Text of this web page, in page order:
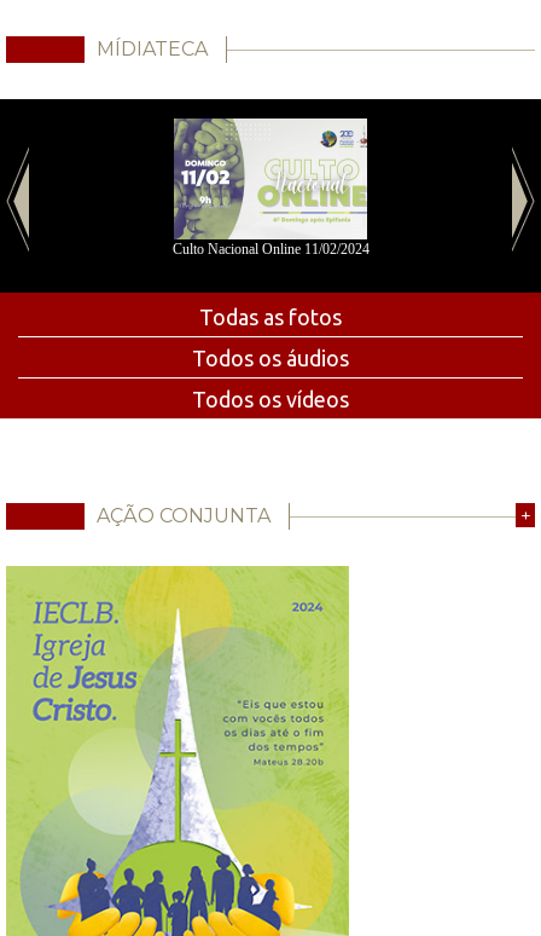
MÍDIATECA
Culto Nacional Online 11/02/2024
Todas as fotos
Todos os áudios
Todos os vídeos
AÇÃO CONJUNTA +